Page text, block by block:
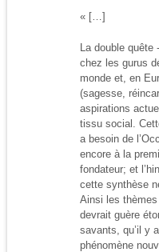
« […]
La double quête
chez les gurus
monde et, en
(sagesse,
aspirations
tissu social.
a besoin de
encore à la
fondateur; et
cette synthèse
Ainsi les
devrait guère
savants, qu’il y
phénomène